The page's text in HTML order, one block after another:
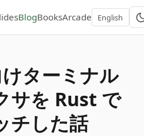
BlogBooksArcade English
ターミナル
サを Rust で
チした話